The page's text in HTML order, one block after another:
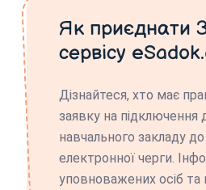
Як приєднати
сервісу
Дізнайтеся, хто має
заявку на підключення
навчального закладу
електронної черги.
уповноважених осіб та